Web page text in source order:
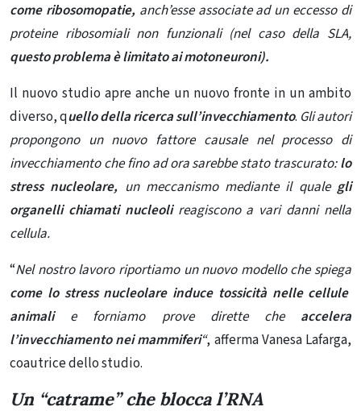
come ribosomopatie, anch’esse associate ad un eccesso di
proteine ​​ribosomiali non funzionali (nel caso della SLA,
questo problema è limitato ai motoneuroni).
Il nuovo studio apre anche un nuovo fronte in un ambito
diverso, quello della ricerca sull’invecchiamento. Gli autori
propongono un nuovo fattore causale nel processo di
invecchiamento che fino ad ora sarebbe stato trascurato:lo
stress nucleolare, un meccanismo mediante il qualegli
organelli chiamati nucleolireagiscono a vari danni nella
cellula.
“Nel nostro lavoro riportiamo un nuovo modello che spiega
come lo stress nucleolare induce tossicità nelle cellule
animalie forniamo prove dirette che accelera
l’invecchiamento nei mammiferi“, afferma Vanesa Lafarga,
coautrice dello studio.
Un “catrame” che blocca l’RNA